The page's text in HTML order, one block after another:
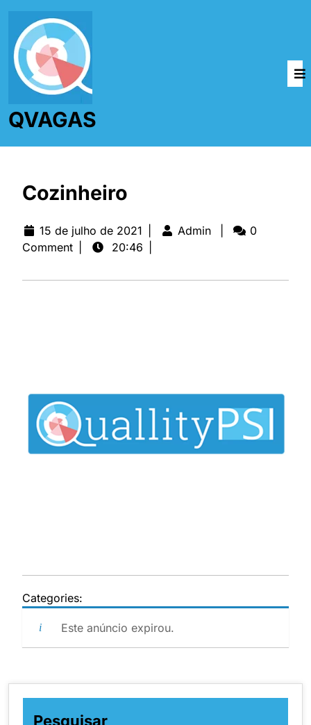
QVAGAS
Cozinheiro
15 de julho de 2021 Admin
0
Comment
20:46
Categories:
Este anúncio expirou.
Pesquisar